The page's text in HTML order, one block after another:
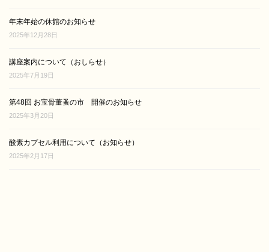
年末年始の休館のお知らせ
2025年12月28日
講座案内について（おしらせ）
2025年7月19日
第48回 お宝骨董蚤の市 開催のお知らせ
2025年3月20日
酸素カプセル利用について（お知らせ）
2025年2月17日